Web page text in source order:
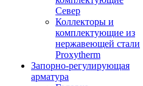
Север
Коллекторы и
комплектующие из
нержавеющей стали
Proxytherm
Запорно-регулирующая
арматура